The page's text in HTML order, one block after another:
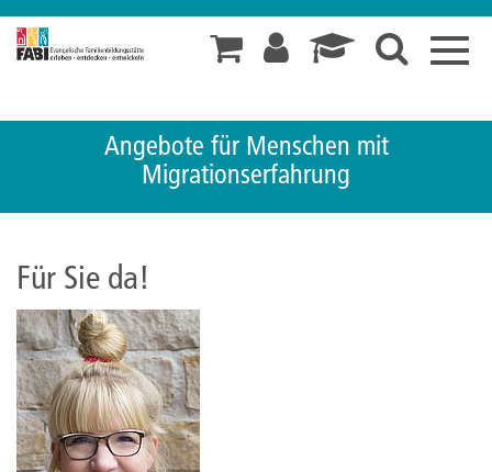
Angebote für Menschen mit
Migrationserfahrung
Für Sie da!